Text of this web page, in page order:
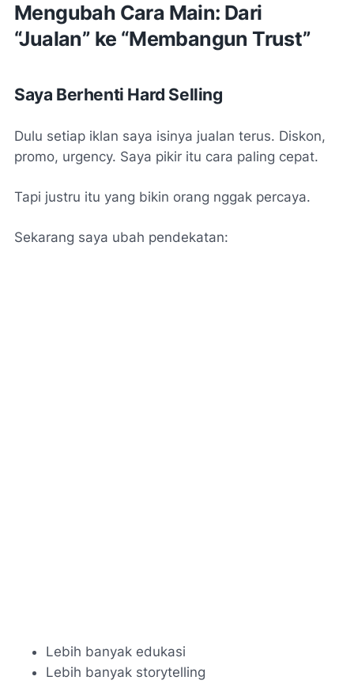
Mengubah Cara Main: Dari
“Jualan” ke “Membangun Trust”
Saya Berhenti Hard Selling
Dulu setiap iklan saya isinya jualan terus. Diskon,
promo, urgency. Saya pikir itu cara paling cepat.
Tapi justru itu yang bikin orang nggak percaya.
Sekarang saya ubah pendekatan:
Lebih banyak edukasi
Lebih banyak storytelling